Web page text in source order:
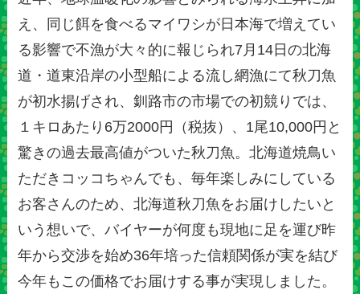
え、同じ餌を食べるマイワシが日本海で増えてい
る影響で不漁が大々的に報じられ7月14日の北海
道・道東沿岸の小型船による流し網漁にて秋刀魚
が初水揚げされ、釧路市の市場での初競りでは、
１キロあたり6万2000円（税抜）、1尾10,000円と
驚きの過去最高値がついた秋刀魚。北海道焼鳥い
ただきコッコちゃんでも、毎年楽しみにしている
お客さんのため、北海道秋刀魚をお届けしたいと
いう想いで、バイヤーが何度も現地に足を運び昨
年から交渉を始め36年培った信頼関係が実を結び
今年もこの価格でお届けする事が実現しました。